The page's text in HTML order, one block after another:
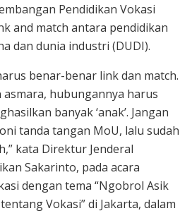
Pendidikan Vokasi
and match antara pendidikan
dan dunia industri (DUDI).
benar-benar link dan match.
hubungannya harus
banyak ‘anak’. Jangan
tanda tangan MoU, lalu sudah
kata Direktur Jenderal
Sakarinto, pada acara
dengan tema “Ngobrol Asik
Vokasi” di Jakarta, dalam